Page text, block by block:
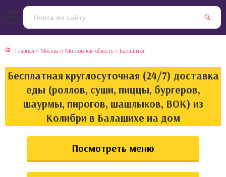
Главная » Москва и Московская область » Балашиха
Бесплатная круглосуточная (24/7) доставка
еды (роллов, суши, пиццы, бургеров,
шаурмы, пирогов, шашлыков, ВОК) из
Колибри в Балашихе на дом
Посмотреть меню
кухня
кухня
кухня
кухня
булочки